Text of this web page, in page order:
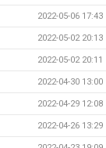
2022-05-06 17:43
2022-05-02 20:13
2022-05-02 20:11
2022-04-30 13:00
2022-04-29 12:08
2022-04-26 13:29